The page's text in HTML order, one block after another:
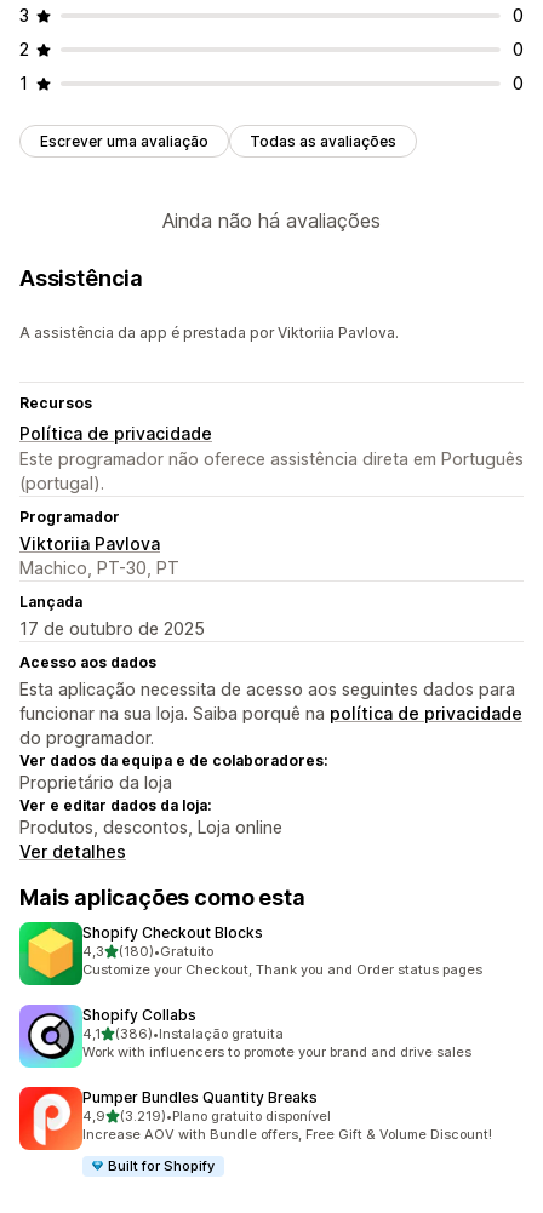
3
0
2
0
1
0
Escrever uma avaliação Todas as avaliações
Ainda não há avaliações
Assistência
A assistência da app é prestada por Viktoriia Pavlova.
Recursos
Política de privacidade
Este programador não oferece assistência direta em Português
(portugal).
Programador
Viktoriia Pavlova
Machico, PT-30, PT
Lançada
17 de outubro de 2025
Acesso aos dados
Esta aplicação necessita de acesso aos seguintes dados para
funcionar na sua loja. Saiba porquê na política de privacidade
do programador.
Ver dados da equipa e de colaboradores:
Proprietário da loja
Ver e editar dados da loja:
Produtos, descontos, Loja online
Ver detalhes
Mais aplicações como esta
Shopify Checkout Blocks
4,3de 5 estrelas
(180)
180 total de avaliações
•Gratuito
Customize your Checkout, Thank you and Order status pages
Shopify Collabs
4,1de 5 estrelas
(386)
386 total de avaliações
•Instalação gratuita
Work with influencers to promote your brand and drive sales
Pumper Bundles Quantity Breaks
4,9de 5 estrelas
(3.219)
3219 total de avaliações
•Plano gratuito disponível
Increase AOV with Bundle offers, Free Gift & Volume Discount!
Built for Shopify